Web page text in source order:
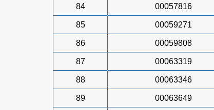
84 00057816
85 00059271
86 00059808
87 00063319
88 00063346
89 00063649